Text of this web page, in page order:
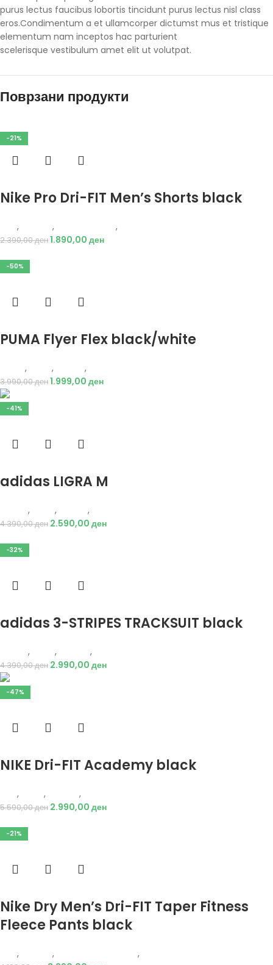
purus lectus faucibus lobortis tincidunt purus lectus nisl class
eros.Condimentum a et ullamcorper dictumst mus et tristique
elementum nam inceptos hac parturient
scelerisque vestibulum amet elit ut volutpat.
Поврзани продукти
-21%
Nike Pro Dri-FIT Men’s Shorts black
, , ,
2.390,00ден1.890,00 ден
-50%
PUMA Flyer Flex black/white
, , ,
3.990,00ден1.999,00 ден
-41%
adidas LIGRA M
, , ,
4.390,00ден 2.590,00 ден
-32%
adidas 3-STRIPES TRACKSUIT black
, , ,
4.390,00ден 2.990,00 ден
-47%
NIKE Dri-FIT Academy black
, , ,
5.590,00ден 2.990,00 ден
-21%
Nike Dry Men’s Dri-FIT Taper Fitness
Fleece Pants black
, , ,